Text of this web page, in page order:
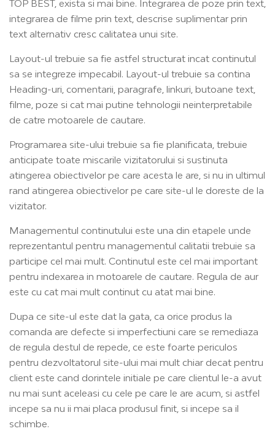
TOP BEST, exista si mai bine. Integrarea de poze prin text,
integrarea de filme prin text, descrise suplimentar prin
text alternativ cresc calitatea unui site.
Layout-ul trebuie sa fie astfel structurat incat continutul
sa se integreze impecabil. Layout-ul trebuie sa contina
Heading-uri, comentarii, paragrafe, linkuri, butoane text,
filme, poze si cat mai putine tehnologii neinterpretabile
de catre motoarele de cautare.
Programarea site-ului trebuie sa fie planificata, trebuie
anticipate toate miscarile vizitatorului si sustinuta
atingerea obiectivelor pe care acesta le are, si nu in ultimul
rand atingerea obiectivelor pe care site-ul le doreste de la
vizitator.
Managementul continutului este una din etapele unde
reprezentantul pentru managementul calitatii trebuie sa
participe cel mai mult. Continutul este cel mai important
pentru indexarea in motoarele de cautare. Regula de aur
este cu cat mai mult continut cu atat mai bine.
Dupa ce site-ul este dat la gata, ca orice produs la
comanda are defecte si imperfectiuni care se remediaza
de regula destul de repede, ce este foarte periculos
pentru dezvoltatorul site-ului mai mult chiar decat pentru
client este cand dorintele initiale pe care clientul le-a avut
nu mai sunt aceleasi cu cele pe care le are acum, si astfel
incepe sa nu ii mai placa produsul finit, si incepe sa il
schimbe.